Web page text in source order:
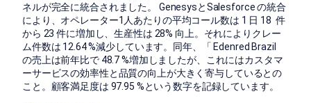
ネルが完全に統合されました。 GenesysとSalesforce の統合
により、オペレーター1人あたりの平均コール数は 1 日 18 件
から 23 件に増加し、生産性は 28% 向上。それによりクレー
ム件数は 12.64 %減少しています。同年、「 Edenred Brazil
の売上は前年比で 48.7 %増加しましたが、これにはカスタマ
ーサービスの効率性と品質の向上が大きく寄与しているとの
こと。顧客満足度は 97.95 %という数字を記録しています。